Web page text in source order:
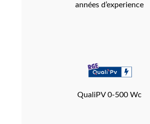
années d’experience
QualiPV 0-500 Wc